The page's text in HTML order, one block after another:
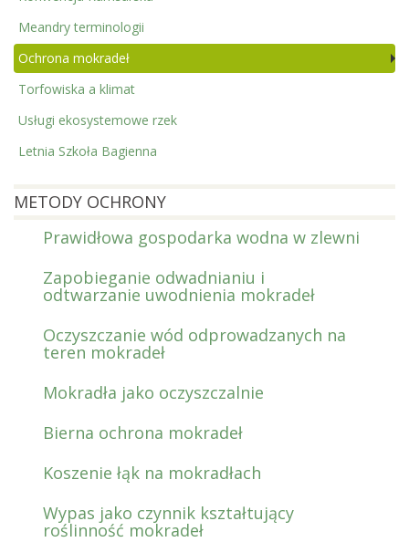
Meandry terminologii
Ochrona mokradeł
Torfowiska a klimat
Usługi ekosystemowe rzek
Letnia Szkoła Bagienna
METODY OCHRONY
Prawidłowa gospodarka wodna w zlewni
Zapobieganie odwadnianiu i
odtwarzanie uwodnienia mokradeł
Oczyszczanie wód odprowadzanych na
teren mokradeł
Mokradła jako oczyszczalnie
Bierna ochrona mokradeł
Koszenie łąk na mokradłach
Wypas jako czynnik kształtujący
roślinność mokradeł